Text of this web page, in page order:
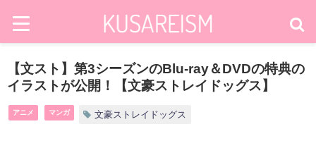
【文スト】第3シーズンのBlu-ray＆DVDの特典の
イラストが公開！【文豪ストレイドッグス】
アニメ マンガ 文豪ストレイドッグス